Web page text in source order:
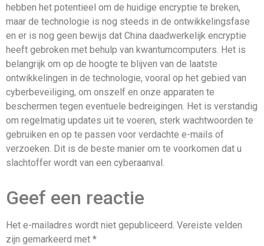
hebben het potentieel om de huidige encryptie te breken,
maar de technologie is nog steeds in de ontwikkelingsfase
en er is nog geen bewijs dat China daadwerkelijk encryptie
heeft gebroken met behulp van kwantumcomputers. Het is
belangrijk om op de hoogte te blijven van de laatste
ontwikkelingen in de technologie, vooral op het gebied van
cyberbeveiliging, om onszelf en onze apparaten te
beschermen tegen eventuele bedreigingen. Het is verstandig
om regelmatig updates uit te voeren, sterk wachtwoorden te
gebruiken en op te passen voor verdachte e-mails of
verzoeken. Dit is de beste manier om te voorkomen dat u
slachtoffer wordt van een cyberaanval.
Geef een reactie
Het e-mailadres wordt niet gepubliceerd. Vereiste velden
zijn gemarkeerd met *